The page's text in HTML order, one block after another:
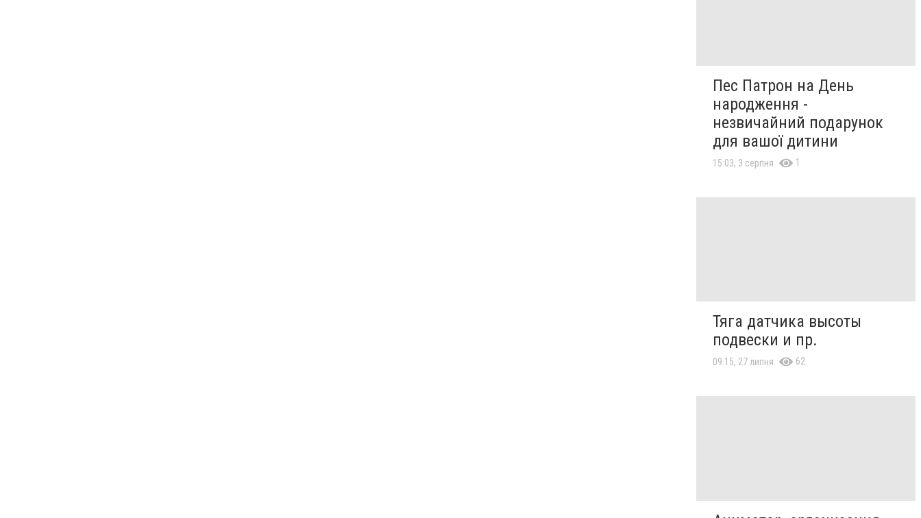
Пес Патрон на День
народження -
незвичайний подарунок
для вашої дитини
15:03, 3 серпня 1
Тяга датчика высоты
подвески и пр.
09:15, 27 липня 62